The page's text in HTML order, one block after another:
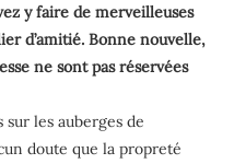
y faire de merveilleuses
d’amitié. Bonne nouvelle,
ne sont pas réservées
les auberges de
doute que la propreté